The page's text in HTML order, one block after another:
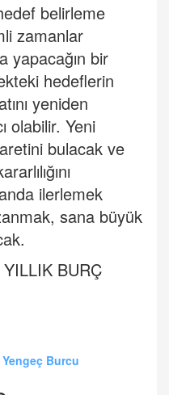
belirleme
zamanlar
yapacağın bir
hedeflerin
yeniden
olabilir. Yeni
bulacak ve
ilerlemek
sana büyük
BURÇ
Yengeç Burcu